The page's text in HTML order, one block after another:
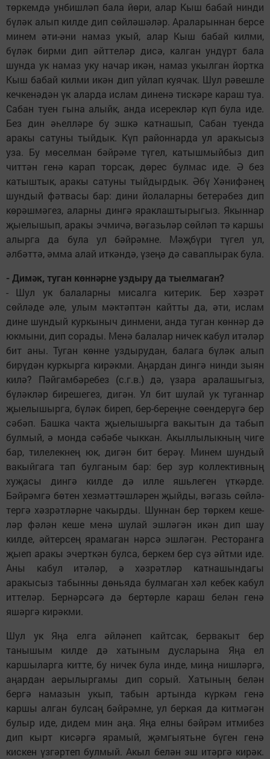
төркемдә унбишләп бала йөри, алар Кыш бабай нинди
бүләк алып килде дип сөйләшәләр. Араларыннан берсе
минем әти-­әни намаз укый, алар Кыш бабай килми,
бүләк бирми дип әйттеләр дисә, калган ундүрт бала
шунда ук намаз уку начар икән, намаз укылган йортка
Кыш бабай килми икән дип уйлап куячак. Шул рәвешле
кечкенәдән үк аларда ислам диненә тискәре караш туа.
Сабан туен гына алыйк, анда исерекләр күп була иде.
Без дин әһелләре бу эшкә катнашып, Сабан туенда
аракы сатуны тыйдык. Күп районнарда ул аракысыз
уза. Бу мөселман бәйрәме түгел, катышмыйбыз дип
читтән генә карап торсак, дөрес булмас иде. Ә без
катыштык, аракы сатуны тыйдырдык. Әбү Хәнифәнең
шундый фәтвасы бар: дини йолаларны бетерәбез дип
көрәшмәгез, аларны дингә яраклаштырыгыз. Якыннар
җыелышып, аракы эчмичә, вәгазьләр сөйләп тә каршы
алырга да була ул бәйрәмне. Мәҗбүри түгел ул,
әлбәттә, әмма алай иткәндә, үзеңә дә саваплырак була.
- Димәк, туган көннәрне уздыру да тыелмаган?
- Шул ук балаларны мисалга китерик. Бер хәзрәт
сөйләде әле, улым мәктәптән кайтты да, әти, ислам
дине шундый куркыныч динмени, анда туган көннәр дә
юкмыни, дип сорады. Менә балалар ничек кабул итәләр
бит аны. Туган көнне уздырудан, балага бүләк алып
бирүдән куркырга кирәкми. Аңардан дингә нинди зыян
килә? Пәйгамбәребез (с.г.в.) дә, үзара аралашыгыз,
бүләкләр бирешегез, дигән. Ул бит шулай ук туганнар
җыелышырга, бүләк биреп, бер-береңне сөендерүгә бер
сәбәп. Башка чакта җыелышырга вакытын да табып
булмый, ә монда сәбәбе чыккан. Акыллылыкның чиге
бар, тилелекнең юк, дигән бит берәү. Минем шундый
вакыйгага тап булганым бар: бер зур коллективның
хуҗасы дингә килде дә илле яшьлеген үткәрде.
Бәйрәмгә бөтен хезмәттәш­ләрен җыйды, вәгазь сөйлә­
тергә хәзрәтләрне ча­кырды. Шуннан бер төркем кеше­
ләр фәлән кеше менә шулай эшләгән икән дип шау
килде, әйтерсең ярамаган нәрсә эшләгән. Ресторанга
җыеп аракы эчерткән булса, беркем бер сүз әйтми иде.
Аны кабул итәләр, ә хәзрәтләр катнашындагы
аракысыз табынны дөньяда булмаган хәл кебек кабул
иттеләр. Бернәрсәгә дә бертөрле караш белән генә
яшәргә кирәкми.
Шул ук Яңа елга әйләнеп кайтсак, бервакыт бер
танышым килде дә хатыным дусларына Яңа ел
каршыларга китте, бу ничек була инде, миңа нишләргә,
аңардан аерылыр­гамы дип сорый. Хатының белән
бергә намазын укып, табын артында күркәм генә
каршы алган булсаң бәйрәмне, ул беркая да китмәгән
булыр иде, дидем мин аңа. Яңа елны бәйрәм итмибез
дип кырт кисәргә ярамый, җәмгыятьне бүген генә
кискен үзгәртеп булмый. Акыл белән эш итәргә кирәк.